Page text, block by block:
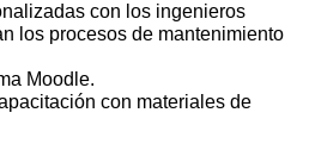
con los ingenieros
los procesos de mantenimiento
Moodle.
con materiales de